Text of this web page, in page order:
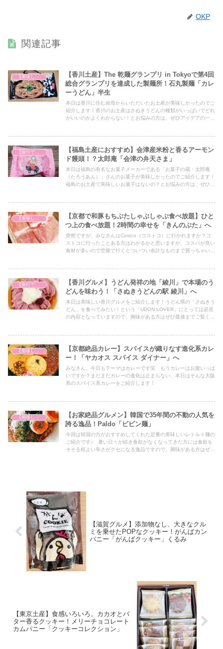
OKP
関連記事
【美味しいは正義】
【香川土産】The 乾麺グランプリ in Tokyoで第4回
総合グランプリを達成した製麺所！石丸製麺「カレ
ーうどん」半生
本日は香川に住む叔母からいただいたお土産が美味しかったのでご
紹介します！香川のお土産はさぬきうどんの種類がいっぱいでどれ
がいいのかよくわからない！とお悩みの方は、ぜひアイデアの一つ
【旅行で心を癒そう】
【福島土産におすすめ】会津産米粉と香るアーモン
ド饅頭！？太郎庵「会津の弁天さま」
本日は福島の有名なお菓子メーカーである「お菓子の蔵・太郎庵
（たろうあん）」さんのお菓子が美味しかったのでご紹介します！
福島のお土産で美味しいお菓子はないの？とお悩みの方は、ぜひア
【美味しいは正義】
【京都で和豚もちぶたしゃぶしゃぶ食べ放題】ひと
つ上の食べ放題！2時間の幸せを「きんのぶた」へ
突然ですが、みなさんはCostco（コストコ）に行かれますか？コ
ストコに行ったことある方はわかるかと思いますが、コスパが良い
食材が多いので空腹で行くとついつい余計なものまで買っちゃいま
【旅行で心を癒そう】
【香川グルメ】うどん発祥の地「綾川」で本場のう
どんを味わう！「さぬきうどんの駅 綾川」へ
本日は美味しい香川グルメをご紹介します！うどん県の「さぬきう
どん」を食べてみたい！という「UDON LOVER」にとっては必見
の内容となっていますので、興味がある方はぜひ最後までご覧くだ
【美味しいは正義】
【京都絶品カレー】スパイスが織りなす進化系カレ
ー！「ヤカオス スパイス ダイナー」へ
みなさん、今日もテーマはカレーです笑 もうカレーはお腹いっぱ
いですか？まだまだカレーの進化は止まらない、本日はそんな大阪
系のスパイス系カレーをご紹介します！
【お家絶品グルメン】韓国で35年間の不動の人気を
誇る逸品！Paldo「ビビン麺」
今回は韓国の方がおすすめしてくれた定番の美味しいレトルト麺の
ご紹介です♪ 暑い日々が続き食欲がなくなってきた方には食欲を
そそる程よい辛さがクセになる逸品ですので、興味がある方はぜひ
【滋賀グルメ】添加物なし、大きなクル
ミを乗せたPOPなクッキー！がんばカン
パニー「がんばクッキー」くるみ
【東京土産】食感いろいろ。カカオとバ
ター香るクッキー！メリーチョコレート
カムパニー「クッキーコレクション」